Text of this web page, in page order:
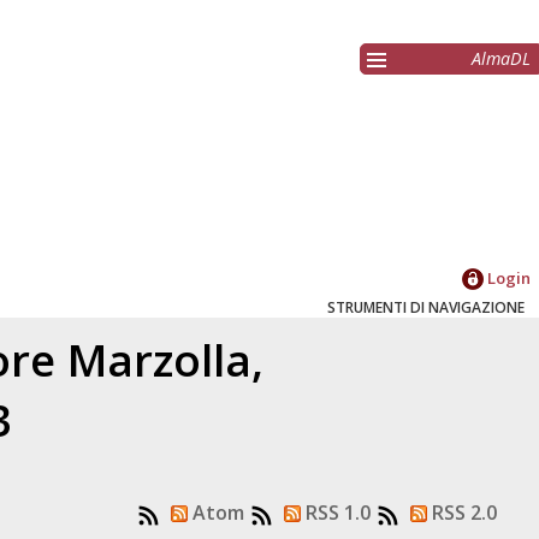
AlmaDL
Login
STRUMENTI DI NAVIGAZIONE
Marzolla,
Atom RSS 1.0 RSS 2.0